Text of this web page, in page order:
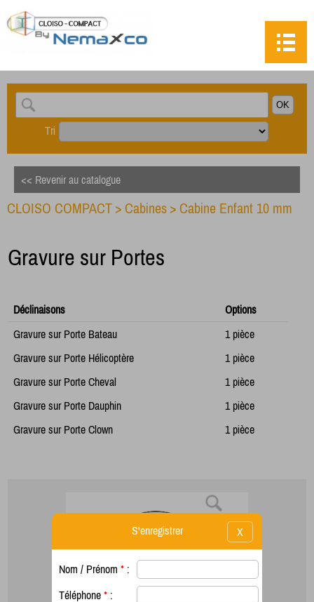
Tri
<< Revenir au catalogue
CLOISO COMPACT > Cabines > Cabine Enfant 10 mm
Gravure sur Portes
Déclinaisons
Options
Gravure sur Porte Bateau
1 pièce
Gravure sur Porte Hélicoptère
1 pièce
Gravure sur Porte Cheval
1 pièce
Gravure sur Porte Dauphin
1 pièce
Gravure sur Porte Clown
1 pièce
X
S'enregistrer
Nom / Prénom * :
Téléphone * :